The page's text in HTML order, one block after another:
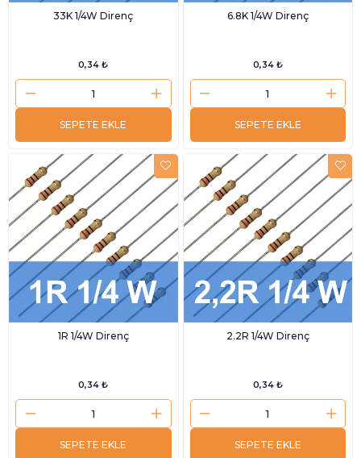
33K 1/4W Direnç
0,34 ₺
SEPETE EKLE
6.8K 1/4W Direnç
0,34 ₺
SEPETE EKLE
1R 1/4W Direnç
0,34 ₺
SEPETE EKLE
2.2R 1/4W Direnç
0,34 ₺
SEPETE EKLE